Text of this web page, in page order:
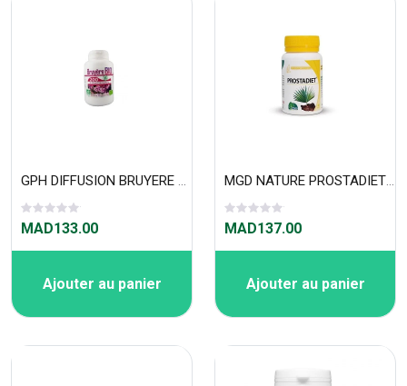
GPH DIFFUSION BRUYERE BIO 120 comprimés
MAD133.00
Ajouter au panier
MGD NATURE PROSTADIET 60 GÉLULES
MAD137.00
Ajouter au panier